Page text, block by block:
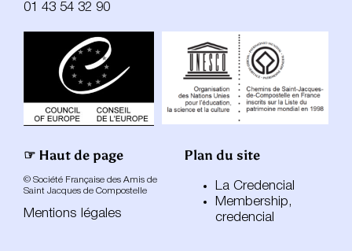
☞ Haut de page
© Société Française des Amis de
Saint Jacques de Compostelle
Mentions légales
01 43 54 32 90
Plan du site
La Credencial
Membership,
credencial